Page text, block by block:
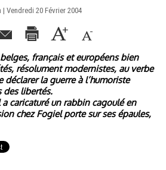
Vendredi 20 Février 2004
français et européens bien
résolument modernistes, au verbe
la guerre à l’humoriste
des libertés.
a caricaturé un rabbin cagoulé en
chez Fogiel porte sur ses épaules,